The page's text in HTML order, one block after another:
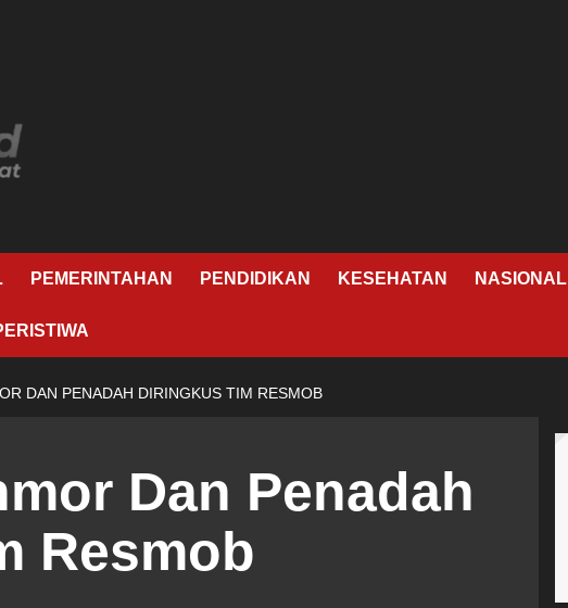
PEMERINTAHAN PENDIDIKAN KESEHATAN NASIONAL
DAN PENADAH DIRINGKUS TIM RESMOB
Dan Penadah
Resmob